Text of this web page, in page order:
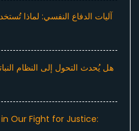
آليات الدفاع النفسي: لماذا
هل يُحدث التحول إلى النظام
Our Fight for Justice: